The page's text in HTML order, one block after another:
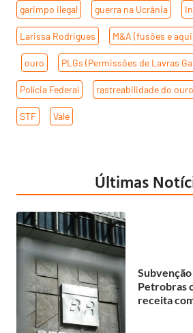
garimpo ilegal guerra na Ucrânia
Larissa Rodrigues M&A (fusões e
ouro PLGs (Permissões de Lavras
Polícia Federal rastreabilidade do ouro
STF Vale
Últimas
Petrobras
receita